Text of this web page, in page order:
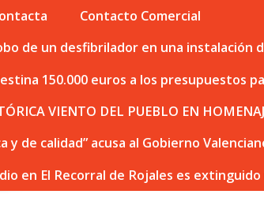
Contacto Comercial
de un desfibrilador en una instalación
150.000 euros a los presupuestos
VIENTO DEL PUEBLO EN
y de calidad” acusa al Gobierno
en El Recorral de Rojales es